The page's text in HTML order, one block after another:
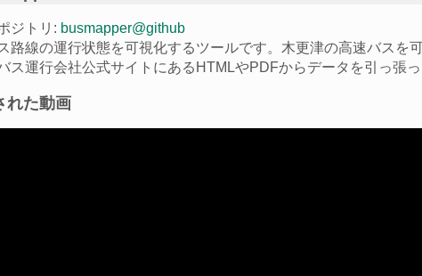
ジトリ: busmapper@github
路線の運行状態を可視化するツールです。木更津の高速バスを
ス運行会社公式サイトにあるHTMLやPDFからデータを引っ張
れた動画